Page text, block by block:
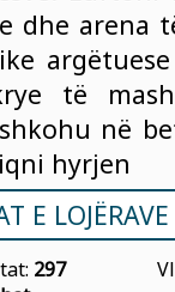
dhe arena
të
në
hyrjen
E
297